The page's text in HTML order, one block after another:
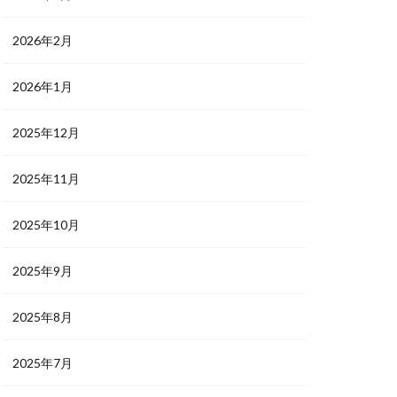
2026年2月
2026年1月
2025年12月
2025年11月
2025年10月
2025年9月
2025年8月
2025年7月